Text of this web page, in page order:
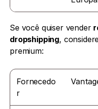
Se você quiser vender
dropshipping,
premium:
Fornecedo
r